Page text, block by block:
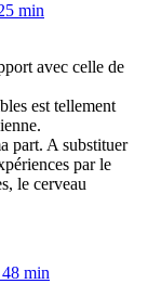
min
avec celle de
est tellement
part. A substituer
par le
le cerveau
min